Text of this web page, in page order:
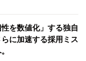
を数値化」する独自
に加速する採用ミス